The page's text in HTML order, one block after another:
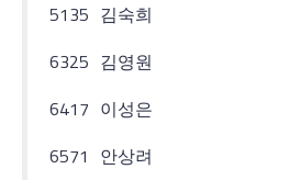
5135 김숙희
6325 김영원
6417 이성은
6571 안상려